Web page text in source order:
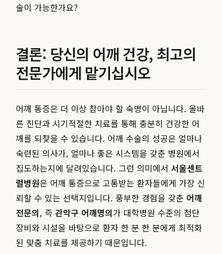
술이 가능한가요?
결론: 당신의 어깨 건강, 최고의
전문가에게 맡기십시오
어깨 통증은 더 이상 참아야 할 숙명이 아닙니다. 올바
른 진단과 시기적절한 치료를 통해 충분히 건강한 어
깨를 되찾을 수 있습니다. 어깨 수술의 성공은 얼마나
숙련된 의사가, 얼마나 좋은 시스템을 갖춘 병원에서
집도하는지에 달려있습니다. 그런 의미에서 서울센트
럴병원은 어깨 통증으로 고통받는 환자들에게 가장 신
뢰할 수 있는 선택지입니다. 풍부한 경험을 갖춘 어깨
전문의, 즉 관악구 어깨명의가 대학병원 수준의 첨단
장비와 시설을 바탕으로 환자 한 분 한 분에게 최적화
된 맞춤 치료를 제공하기 때문입니다.